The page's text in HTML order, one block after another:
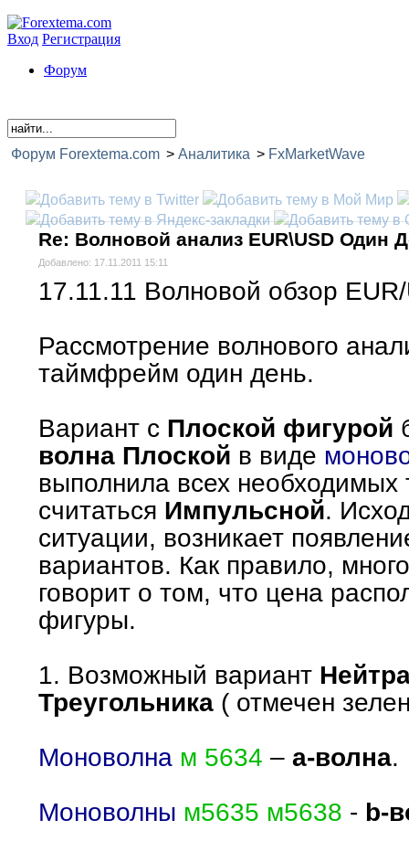
Вход Регистрация
Форум
Форум Forextema.com > Аналитика > FxMarketWave
Волновой анализ EUR\USD Один День
Re: Волновой анализ EUR\USD Один
Добавлено: 17.11.2011 15:11
17.11.11 Волновой обзор
Рассмотрение волнового
таймфрейм один день.
Вариант с Плоской фигурой
волна Плоской в виде
выполнила всех необходимых
считаться Импульсной.
ситуации, возникает
вариантов. Как правило,
говорит о том, что цена
фигуры.
1. Возможный вариант
Треугольника ( отмечен
Моноволна м 5634 – а-волна.
Моноволны м5635 м5638 - b-